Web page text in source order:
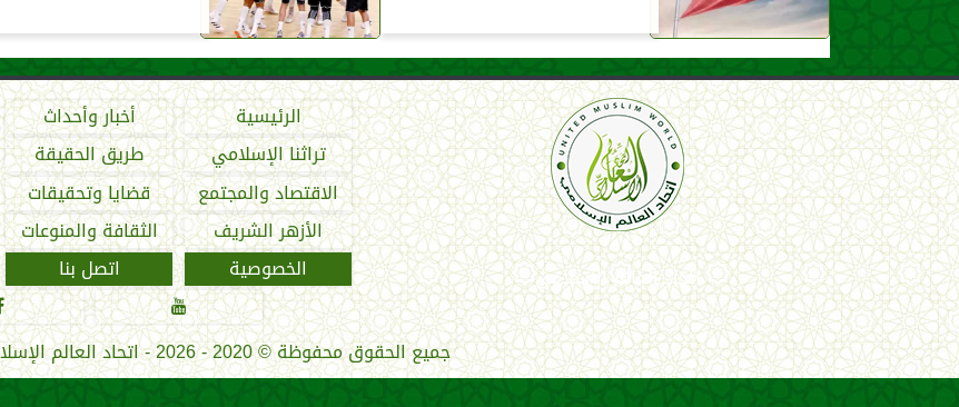
اتحاد العالم الإسلامي
الرئيسية أخبار وأحداث
تراثنا الإسلامي
طريق الحقيقة
الاقتصاد والمجتمع
قضايا وتحقيقات
الأزهر الشريف
الثقافة والمنوعات
الخصوصية
اتصل بنا

جميع الحقوق محفوظة©2020 - 2026 - اتحاد العالم الإسلامي